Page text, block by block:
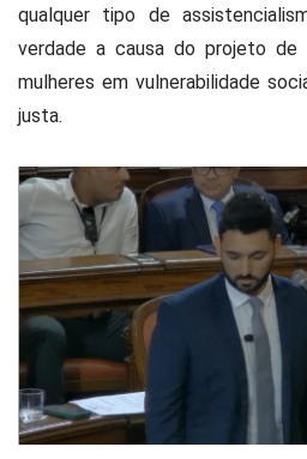
qualquer tipo de
verdade a causa do projeto de
mulheres em vulnerabilidade
justa.